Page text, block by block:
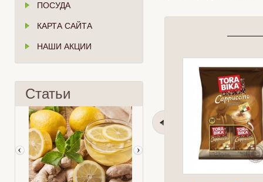
ПОСУДА
КАРТА САЙТА
НАШИ АКЦИИ
Статьи